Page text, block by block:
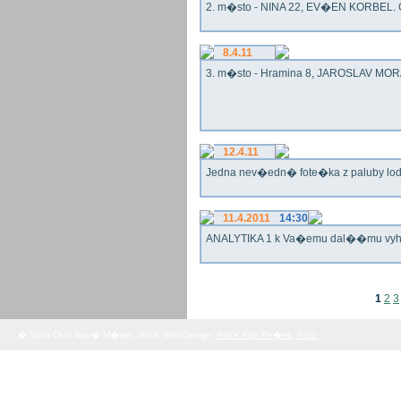
2. m�sto - NINA 22, EV�EN KORBEL.
8.4.11
3. m�sto - Hramina 8, JAROSLAV
12.4.11
Jedna nev�edn� fote�ka z paluby
11.4.2011
14:30
ANALYTIKA 1 k Va�emu dal��mu
1 2 3